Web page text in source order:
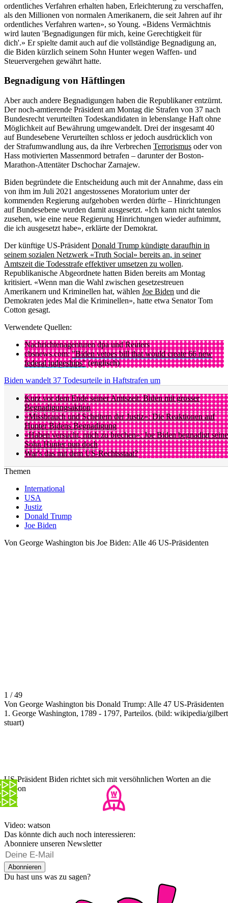
ordentliches Verfahren erhalten haben, Erleichterung zu verschaffen,
als den Millionen von normalen Amerikanern, die seit Jahren auf ihr
ordentliches Verfahren warten», so Young. «Bidens Vermächtnis
wird lauten 'Begnadigungen für mich, keine Gerechtigkeit für
dich'.» Er spielte damit auch auf die vollständige Begnadigung an,
die Biden kürzlich seinem Sohn Hunter wegen Waffen- und
Steuervergehen gewährt hatte.
Begnadigung von Häftlingen
Aber auch andere Begnadigungen haben die Republikaner entzürnt.
Der noch-amtierende Präsident am Montag die Strafen von 37 nach
Bundesrecht verurteilten Todeskandidaten in lebenslange Haft ohne
Möglichkeit auf Bewährung umgewandelt. Drei der insgesamt 40
auf Bundesebene Verurteilten schloss er jedoch ausdrücklich von
der Strafumwandlung aus, da ihre Verbrechen Terrorismus oder von
Hass motivierten Massenmord betrafen – darunter der Boston-
Marathon-Attentäter Dschochar Zarnajew.
Biden begründete die Entscheidung auch mit der Annahme, dass ein
von ihm im Juli 2021 angestossenes Moratorium unter der
kommenden Regierung aufgehoben werden dürfte – Hinrichtungen
auf Bundesebene wurden damit ausgesetzt. «Ich kann nicht tatenlos
zusehen, wie eine neue Regierung Hinrichtungen wieder aufnimmt,
die ich ausgesetzt habe», erklärte der Demokrat.
Der künftige US-Präsident Donald Trump kündigte daraufhin in
seinem sozialen Netzwerk «Truth Social» bereits an, in seiner
Amtszeit die Todesstrafe effektiver umsetzen zu wollen.
Republikanische Abgeordnete hatten Biden bereits am Montag
kritisiert. «Wenn man die Wahl zwischen gesetzestreuen
Amerikanern und Kriminellen hat, wählen Joe Biden und die
Demokraten jedes Mal die Kriminellen», hatte etwa Senator Tom
Cotton gesagt.
Verwendete Quellen:
Nachrichtenagenturen dpa und Reuters
cbsnews.com:"Biden vetoes bill that would create 66 new
federal judgeships"(englisch)
Biden wandelt 37 Todesurteile in Haftstrafen um
Kurz vor dem Ende seiner Amtszeit: Biden mit grosser
Begnadigungsaktion
«Missbrauch und Scheitern der Justiz»: Die Reaktionen auf
Hunter Bidens Begnadigung
«Haben versucht, mich zu brechen»: Joe Biden begnadigt
Sohn Hunter nun doch
War's das mit dem US-Rechtsstaat?
Themen
International
USA
Justiz
Donald Trump
Joe Biden
Von George Washington bis Joe Biden: Alle 46 US-Präsidenten
1 / 49
Von George Washington bis Donald Trump: Alle 47 US-Präsidenten
1. George Washington, 1789 - 1797, Parteilos. (bild: wikipedia/gilbert
stuart)
US-Präsident Biden richtet sich mit versöhnlichen Worten an die
Nation
Video: watson
Das könnte dich auch noch interessieren:
Abonniere unseren Newsletter
Abonnieren
Du hast uns was zu sagen?